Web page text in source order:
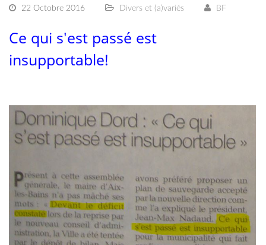
22 Octobre 2016 Divers et (a)variés BF
Ce qui s'est passé est
insupportable!